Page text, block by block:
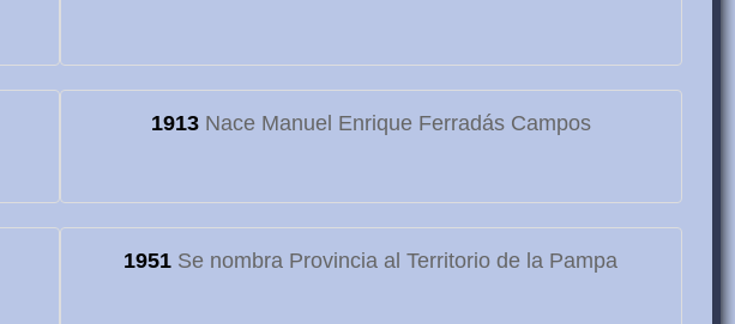
1913Nace Manuel Enrique Ferradás Campos
1951 Se nombra Provincia al Territorio de la Pampa